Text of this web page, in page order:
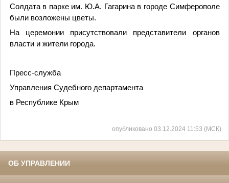
Солдата в парке им. Ю.А. Гагарина в городе Симферополе
были возложены цветы.
На церемонии присутствовали представители органов
власти и жители города.
Пресс-служба
Управления Судебного департамента
в Республике Крым
опубликовано 03.12.2024 11:53 (МСК)
ОБ УПРАВЛЕНИИ